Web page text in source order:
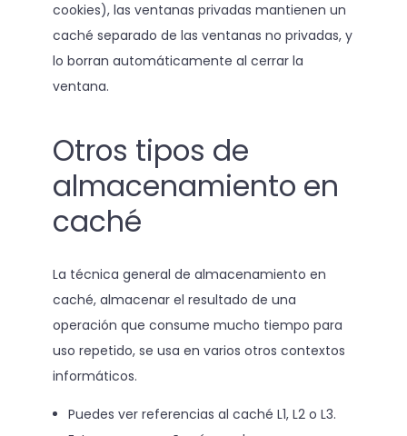
cookies), las ventanas privadas mantienen un
caché separado de las ventanas no privadas, y
lo borran automáticamente al cerrar la
ventana.
Otros tipos de
almacenamiento en
caché
La técnica general de almacenamiento en
caché, almacenar el resultado de una
operación que consume mucho tiempo para
uso repetido, se usa en varios otros contextos
informáticos.
Puedes ver referencias al caché L1, L2 o L3.